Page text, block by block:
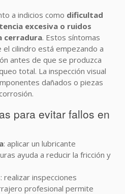
a indicios como dificultad
excesiva o ruidos
cerradura. Estos síntomas
cilindro está empezando a
antes de que se produzca
total. La inspección visual
dañados o piezas
para evitar fallos en
: aplicar un lubricante
ayuda a reducir la fricción y
: realizar inspecciones
profesional permite